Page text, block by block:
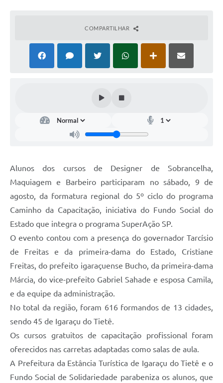
COMPARTILHAR
Alunos dos cursos de Designer de Sobrancelha,
Maquiagem e Barbeiro participaram no sábado, 9 de
agosto, da formatura regional do 5º ciclo do programa
Caminho da Capacitação, iniciativa do Fundo Social do
Estado que integra o programa SuperAção SP.
O evento contou com a presença do governador Tarcísio
de Freitas e da primeira-dama do Estado, Cristiane
Freitas, do prefeito igaraçuense Bucho, da primeira-dama
Márcia, do vice-prefeito Gabriel Sahade e esposa Camila,
e da equipe da administração.
No total da região, foram 616 formandos de 13 cidades,
sendo 45 de Igaraçu do Tietê.
Os cursos gratuitos de capacitação profissional foram
oferecidos nas carretas adaptadas como salas de aula.
A Prefeitura da Estância Turística de Igaraçu do Tietê e o
Fundo Social de Solidariedade parabeniza os alunos, que